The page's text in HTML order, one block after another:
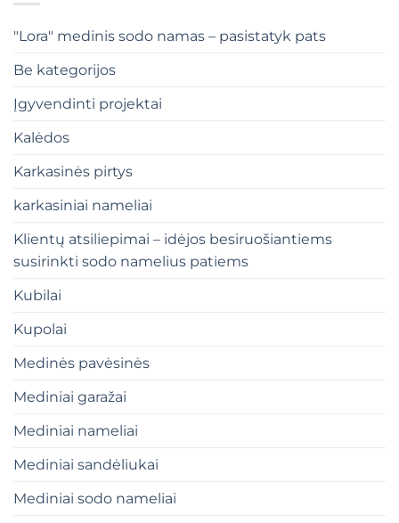
"Lora" medinis sodo namas – pasistatyk pats
Be kategorijos
Įgyvendinti projektai
Kalėdos
Karkasinės pirtys
karkasiniai nameliai
Klientų atsiliepimai – idėjos besiruošiantiems
susirinkti sodo namelius patiems
Kubilai
Kupolai
Medinės pavėsinės
Mediniai garažai
Mediniai nameliai
Mediniai sandėliukai
Mediniai sodo nameliai